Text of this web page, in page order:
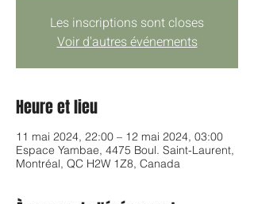
Les inscriptions sont closes
Voir d'autres événements
Heure et lieu
11 mai 2024, 22:00 – 12 mai 2024, 03:00
Espace Yambae, 4475 Boul. Saint-Laurent,
Montréal, QC H2W 1Z8, Canada